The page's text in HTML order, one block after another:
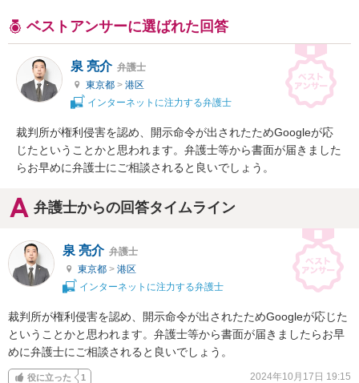
ベストアンサーに選ばれた回答
泉 亮介 弁護士
東京都 > 港区
インターネットに注力する弁護士
裁判所が権利侵害を認め、開示命令が出されたためGoogleが応
じたということかと思われます。弁護士等から書面が届きました
らお早めに弁護士にご相談されると良いでしょう。
弁護士からの回答タイムライン
泉 亮介 弁護士
東京都 > 港区
インターネットに注力する弁護士
裁判所が権利侵害を認め、開示命令が出されたためGoogleが応じた
ということかと思われます。弁護士等から書面が届きましたらお早
めに弁護士にご相談されると良いでしょう。
役に立った 1 2024年10月17日 19:15